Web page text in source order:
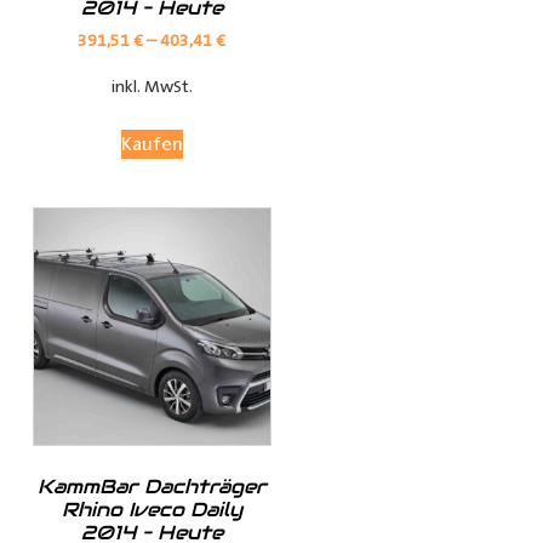
Verkleidungen bieten optimalen Schutz für Ihren
Laderaum, wodurch Ihr Fahrzeug länger in Top-Zustand
(je nach Fahrzeugmodell, sind nur die jeweils möglichen
Fensterteile:
Ø Fensterloser Laderaum = Im Laderaum sind keine
Fenster vorhanden
Ø Fenster im Laderaum = Es sind Fenster in der
Schiebtür(en) und in der Heckklappe / Hecktüren, diese
2014 – Heute
391,51€–403,41€
inkl. MwSt.
Kaufen
KammBar Dachträger
Rhino Iveco Daily
2014 – Heute